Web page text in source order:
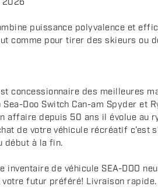
2026
puissance polyvalence et
comme pour tirer des skieurs ou
concessionnaire des meilleures
Sea-Doo Switch Can-am Spyder et
affaire depuis 50 ans il évolue au
de votre véhicule récréatif c’est
début à la fin.
inventaire de véhicule SEA-DOO
votre futur préféré! Livraison rapide.